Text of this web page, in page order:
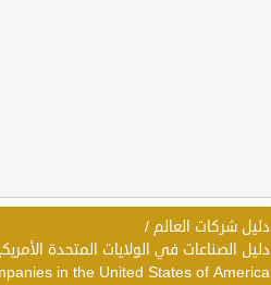
دليل شركات العالم /
in the United States of America